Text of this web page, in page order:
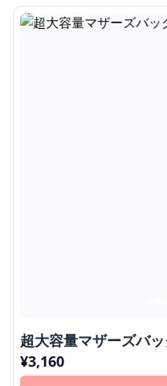
超大容量マザーズバ
¥3,160